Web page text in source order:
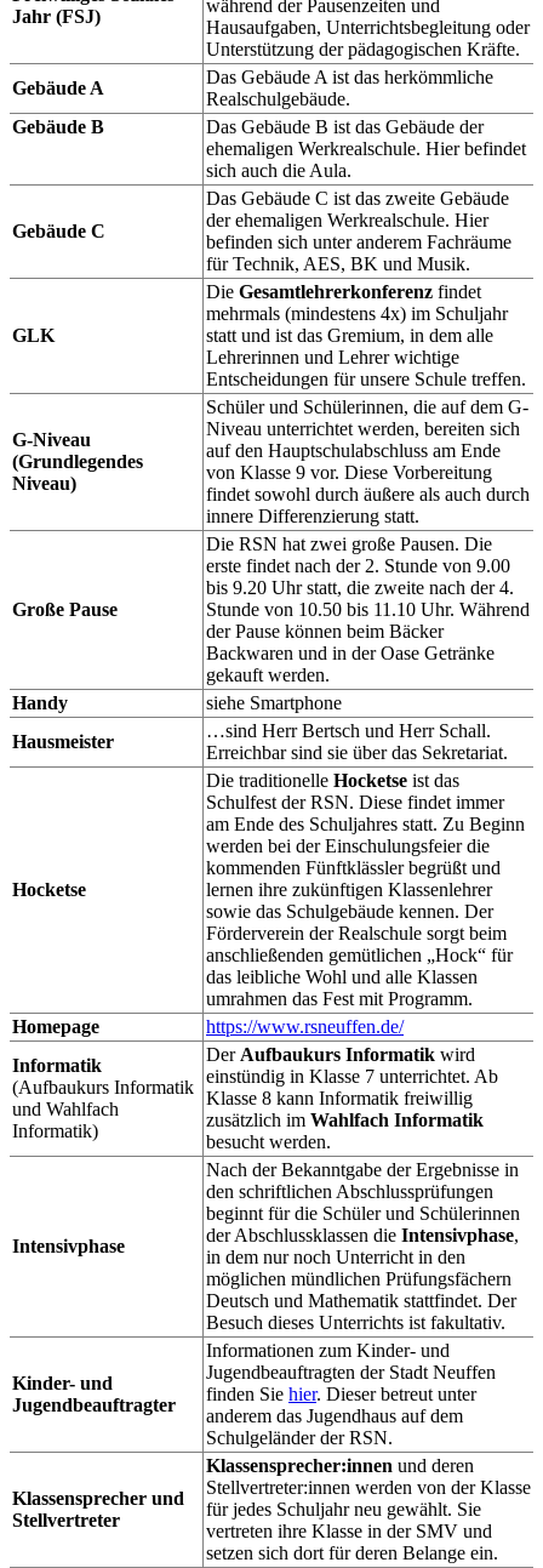
Jahr (FSJ)
während der Pausenzeiten und
Hausaufgaben, Unterrichtsbegleitung oder
Unterstützung der pädagogischen Kräfte.
Gebäude A
Das Gebäude A ist das herkömmliche
Realschulgebäude.
Gebäude B
Das Gebäude B ist das Gebäude der
ehemaligen Werkrealschule. Hier befindet
sich auch die Aula.
Gebäude C
Das Gebäude C ist das zweite Gebäude
der ehemaligen Werkrealschule. Hier
befinden sich unter anderem Fachräume
für Technik, AES, BK und Musik.
GLK
Die Gesamtlehrerkonferenz findet
mehrmals (mindestens 4x) im Schuljahr
statt und ist das Gremium, in dem alle
Lehrerinnen und Lehrer wichtige
Entscheidungen für unsere Schule treffen.
G-Niveau
(Grundlegendes
Niveau)
Schüler und Schülerinnen, die auf dem G-
Niveau unterrichtet werden, bereiten sich
auf den Hauptschulabschluss am Ende
von Klasse 9 vor. Diese Vorbereitung
findet sowohl durch äußere als auch durch
innere Differenzierung statt.
Große Pause
Die RSN hat zwei große Pausen. Die
erste findet nach der 2. Stunde von 9.00
bis 9.20 Uhr statt, die zweite nach der 4.
Stunde von 10.50 bis 11.10 Uhr. Während
der Pause können beim Bäcker
Backwaren und in der Oase Getränke
gekauft werden.
Handy
siehe Smartphone
Hausmeister
…sind Herr Bertsch und Herr Schall.
Erreichbar sind sie über das Sekretariat.
Hocketse
Die traditionelle Hocketse ist das
Schulfest der RSN. Diese findet immer
am Ende des Schuljahres statt. Zu Beginn
werden bei der Einschulungsfeier die
kommenden Fünftklässler begrüßt und
lernen ihre zukünftigen Klassenlehrer
sowie das Schulgebäude kennen. Der
Förderverein der Realschule sorgt beim
anschließenden gemütlichen „Hock“ für
das leibliche Wohl und alle Klassen
umrahmen das Fest mit Programm.
Homepage
https://www.rsneuffen.de/
Informatik
(Aufbaukurs Informatik
und Wahlfach
Informatik)
Der Aufbaukurs Informatik wird
einstündig in Klasse 7 unterrichtet. Ab
Klasse 8 kann Informatik freiwillig
zusätzlich im Wahlfach Informatik
besucht werden.
Intensivphase
Nach der Bekanntgabe der Ergebnisse in
den schriftlichen Abschlussprüfungen
beginnt für die Schüler und Schülerinnen
der Abschlussklassen die Intensivphase,
in dem nur noch Unterricht in den
möglichen mündlichen Prüfungsfächern
Deutsch und Mathematik stattfindet. Der
Besuch dieses Unterrichts ist fakultativ.
Kinder- und
Jugendbeauftragter
Informationen zum Kinder- und
Jugendbeauftragten der Stadt Neuffen
finden Sie hier. Dieser betreut unter
anderem das Jugendhaus auf dem
Schulgeländer der RSN.
Klassensprecher und
Stellvertreter
Klassensprecher:innen und deren
Stellvertreter:innen werden von der Klasse
für jedes Schuljahr neu gewählt. Sie
vertreten ihre Klasse in der SMV und
setzen sich dort für deren Belange ein.